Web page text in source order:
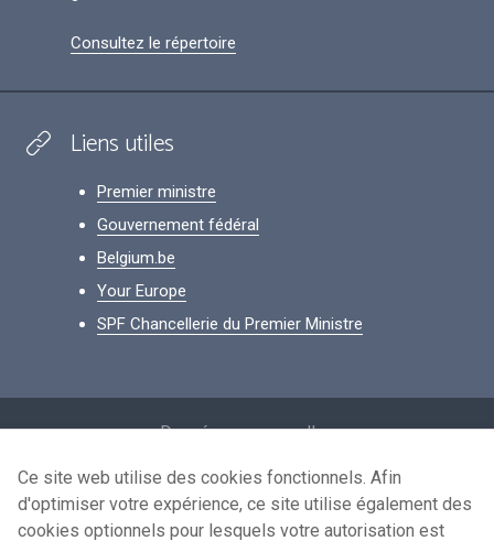
Consultez le répertoire
Liens utiles
Premier ministre
Gouvernement fédéral
Belgium.be
Your Europe
SPF Chancellerie du Premier Ministre
Données personnelles
Conditions de réutilisation
Contactez-nous
Ce site web utilise des cookies fonctionnels. Afin
d'optimiser votre expérience, ce site utilise également des
cookies optionnels pour lesquels votre autorisation est